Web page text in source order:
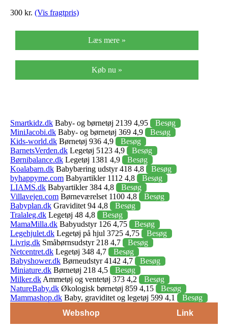
300 kr. (Vis fragtpris)
Læs mere »
Køb nu »
Smartkidz.dk Baby- og børnetøj 2139 4,95
Besøg
MiniJacobi.dk Baby- og børnetøj 369 4,9
Besøg
Kids-world.dk Børnetøj 936 4,9
Besøg
BarnetsVerden.dk Legetøj 5123 4,9
Besøg
Børnibalance.dk Legetøj 1381 4,9
Besøg
Koalabarn.dk Babybæring udstyr 418 4,8
Besøg
byhappyme.com Babyartikler 1112 4,8
Besøg
LIAMS.dk Babyartikler 384 4,8
Besøg
Villavejen.com Børneværelset 1100 4,8
Besøg
Babyplan.dk Graviditet 94 4,8
Besøg
Tralaleg.dk Legetøj 48 4,8
Besøg
MamaMilla.dk Babyudstyr 126 4,75
Besøg
Legehjulet.dk Legetøj på hjul 3725 4,75
Besøg
Livrig.dk Småbørnsudstyr 218 4,7
Besøg
Netcentret.dk Legetøj 348 4,7
Besøg
Babyshower.dk Børneudstyr 4142 4,7
Besøg
Miniature.dk Børnetøj 218 4,5
Besøg
Milker.dk Ammetøj og ventetøj 373 4,2
Besøg
NatureBaby.dk Økologisk børnetøj 859 4,15
Besøg
Mammashop.dk Baby, graviditet og legetøj 599 4,1
Besøg
Webshop
Link